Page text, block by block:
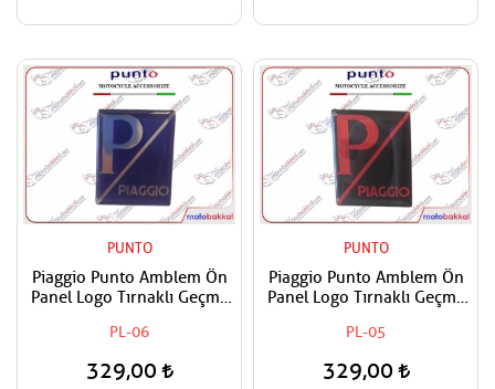
PUNTO
Piaggio Punto Amblem Ön
Panel Logo Tırnaklı Geçme
mavi-Gümüş
PL-06
329,00
PUNTO
Piaggio Punto Amblem Ön
Panel Logo Tırnaklı Geçme
Kırmızı
PL-05
329,00